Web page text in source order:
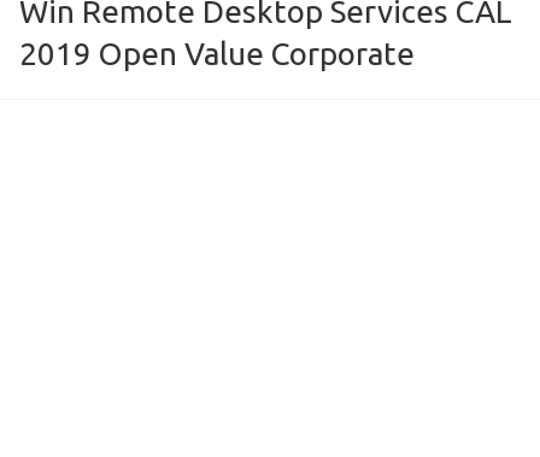
Win Remote Desktop Services CAL
2019 Open Value Corporate